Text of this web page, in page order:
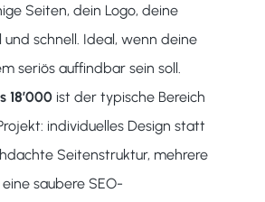
Seiten, dein Logo, deine
und schnell. Ideal, wenn deine
seriös auffindbar sein soll.
18’000ist der typische Bereich
individuelles Design statt
Seitenstruktur, mehrere
saubere SEO-